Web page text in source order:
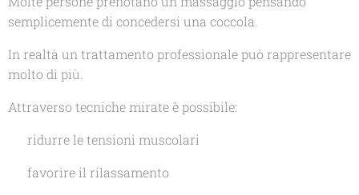
semplicemente di concedersi una coccola.
In realtà un trattamento professionale può rappresentare
molto di più.
Attraverso tecniche mirate è possibile:
✔ ridurre le tensioni muscolari
✔ favorire il rilassamento